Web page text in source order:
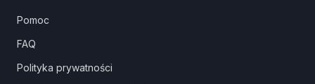
Pomoc
FAQ
Polityka prywatności